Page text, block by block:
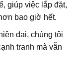
giúp việc lắp đặt,
bao giờ hết.
đại, chúng tôi
tranh mà vẫn